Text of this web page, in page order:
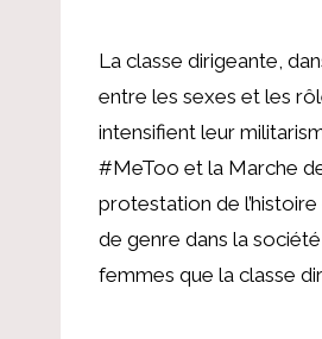
La classe dirigeante,
entre les sexes et les
intensifient leur
#MeToo et la Marche
protestation de
de genre dans la
femmes que la classe